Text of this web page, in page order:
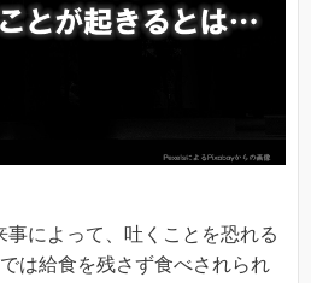
によって、吐くことを恐れる
は給食を残さず食べされられ